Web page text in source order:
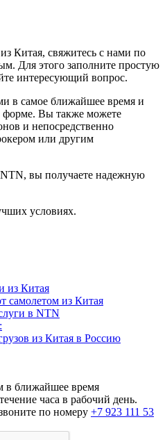
Китая, свяжитесь с нами по
Для этого заполните простую
интересующий вопрос.
в самое ближайшее время и
форме. Вы также можете
и непосредственно
или другим
вы получаете надежную
условиях.
из Китая
самолетом из Китая
в NTN
из Китая в Россию
в ближайшее время
часа в рабочий день.
по номеру +7 923 111 53